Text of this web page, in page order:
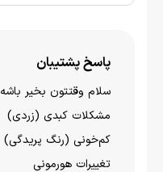
پاسخ پشتیبان
سلام وقتتون بخير باشه
مشکلات کبدی (زردی)
کم‌خونی (رنگ پریدگی)
تغییرات هورمونی